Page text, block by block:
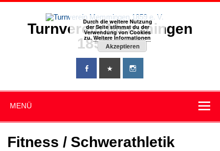
Zum
Turnverein Memmingen
1859 e. V.
MENÜ
Fitness / Schwerathletik
Durch die weitere Nutzung
der Seite stimmst du der
Verwendung von Cookies
zu.Weitere Informationen
Akzeptieren